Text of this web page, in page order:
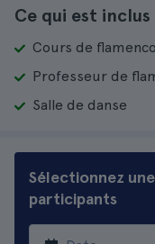
Ce qui est inclus
Cours de
Professeur de
Salle de danse
Sélectionnez
participants